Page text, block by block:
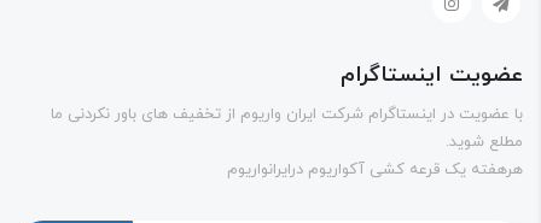
اینستاگرام
در اینستاگرام شرکت ایران واریوم از تخفیف های باور نکردنی ما
شوید.
یک قرعه کشی آکواریوم درایرانواریوم